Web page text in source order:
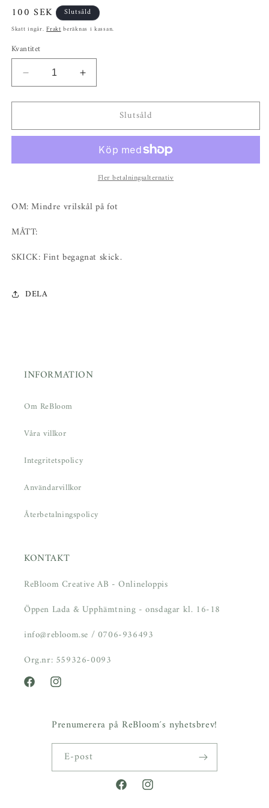
Ordinarie
pris
100 SEK Slutsåld
Skatt ingår.Fraktberäknas i kassan.
Kvantitet
Minska
kvantitet
för
vrilskål
Öka
kvantitet
för
vrilskål
Slutsåld
Fler betalningsalternativ
OM: Mindre vrilskål på fot
MÅTT:
SKICK: Fint begagnat skick.
DELA
INFORMATION
Om ReBloom
Våra villkor
Integritetspolicy
Användarvillkor
Återbetalningspolicy
KONTAKT
ReBloom Creative AB - Onlineloppis
Öppen Lada & Upphämtning - onsdagar kl. 16-18
info@rebloom.se / 0706-936493
Org.nr: 559326-0093
FacebookInstagram
Prenumerera på ReBloom´s nyhetsbrev!
E-post
FacebookInstagram